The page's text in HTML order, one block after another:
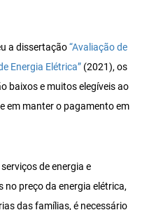
a dissertação“Avaliação de
Energia Elétrica” (2021), os
baixos e muitos elegíveis ao
em manter o pagamento em
de energia e
preço da energia elétrica,
das famílias, é necessário